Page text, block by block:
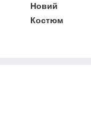
Новий
Костюм